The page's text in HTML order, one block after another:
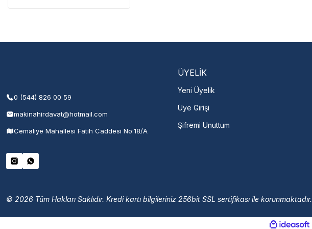
0 (544) 826 00 59
makinahirdavat@hotmail.com
Cemaliye Mahallesi Fatih Caddesi No:18/A
ÜYELİK
Yeni Üyelik
Üye Girişi
Şifremi Unuttum
© 2026 Tüm Hakları Saklıdır. Kredi kartı bilgileriniz 256bit SSL sertifikası ile korunmaktadır.